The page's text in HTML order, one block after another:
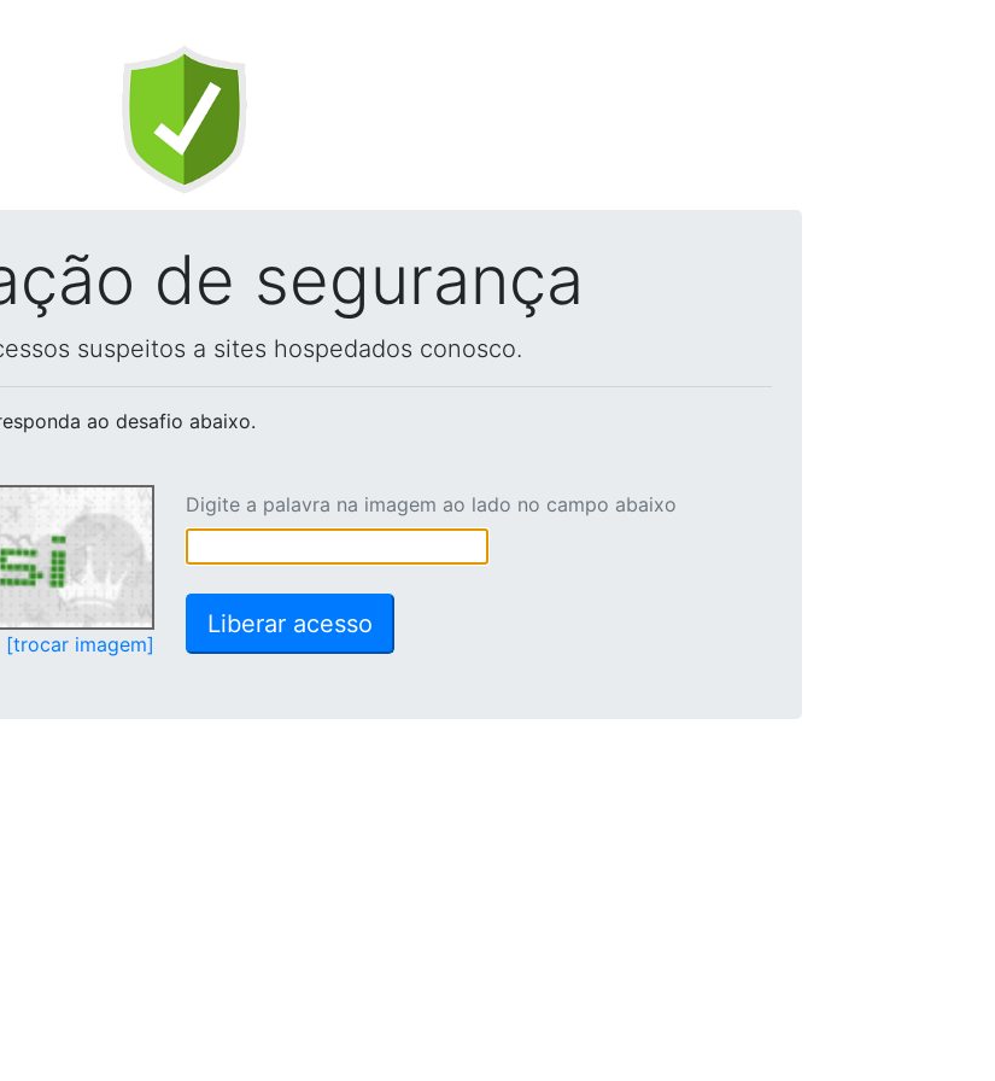
de segurança
suspeitos a sites hospedados conosco.
ao desafio abaixo.
[trocar imagem]
Digite a palavra na imagem ao lado no campo abaixo